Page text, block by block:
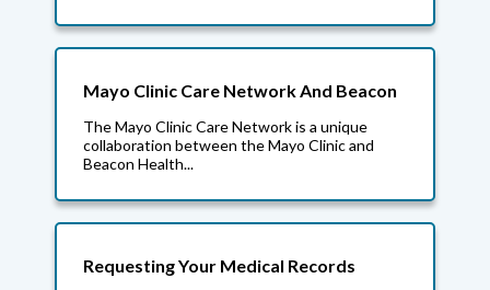
Mayo Clinic Care Network And Beacon
The Mayo Clinic Care Network is a unique
collaboration between the Mayo Clinic and
Beacon Health...
Requesting Your Medical Records